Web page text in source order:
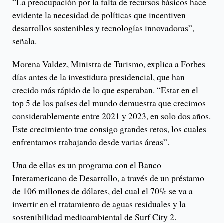
evidente la necesidad de políticas que incentiven
desarrollos sostenibles y tecnologías innovadoras”,
señala.
Morena Valdez, Ministra de Turismo, explica a Forbes
días antes de la investidura presidencial, que han
crecido más rápido de lo que esperaban. “Estar en el
top 5 de los países del mundo demuestra que crecimos
considerablemente entre 2021 y 2023, en solo dos años.
Este crecimiento trae consigo grandes retos, los cuales
enfrentamos trabajando desde varias áreas”.
Una de ellas es un programa con el Banco
Interamericano de Desarrollo, a través de un préstamo
de 106 millones de dólares, del cual el 70% se va a
invertir en el tratamiento de aguas residuales y la
sostenibilidad medioambiental de Surf City 2.